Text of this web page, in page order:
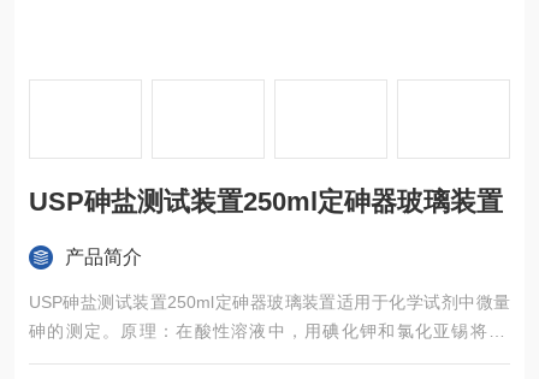
USP砷盐测试装置250ml定砷器玻璃装置
产品简介
USP砷盐测试装置250ml定砷器玻璃装置适用于化学试剂中微量
砷的测定。原理：在酸性溶液中，用碘化钾和氯化亚锡将AS
（V）还原为AS（Ⅲ）。在锌粒与酸作用产生砷化氢体被 二乙基